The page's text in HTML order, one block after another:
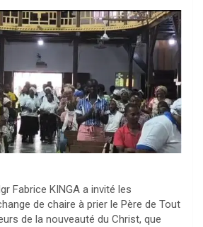
Fabrice KINGA a invité les
de chaire à prier le Père de Tout
de la nouveauté du Christ, que